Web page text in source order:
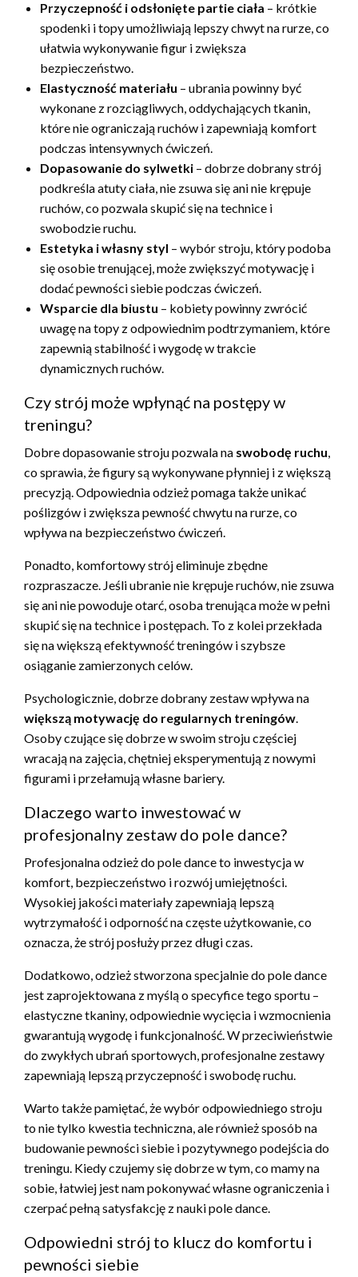
Przyczepność i odsłonięte partie ciała – krótkie
spodenki i topy umożliwiają lepszy chwyt na rurze, co
ułatwia wykonywanie figur i zwiększa
bezpieczeństwo.
Elastyczność materiału – ubrania powinny być
wykonane z rozciągliwych, oddychających tkanin,
które nie ograniczają ruchów i zapewniają komfort
podczas intensywnych ćwiczeń.
Dopasowanie do sylwetki – dobrze dobrany strój
podkreśla atuty ciała, nie zsuwa się ani nie krępuje
ruchów, co pozwala skupić się na technice i
swobodzie ruchu.
Estetyka i własny styl – wybór stroju, który podoba
się osobie trenującej, może zwiększyć motywację i
dodać pewności siebie podczas ćwiczeń.
Wsparcie dla biustu – kobiety powinny zwrócić
uwagę na topy z odpowiednim podtrzymaniem, które
zapewnią stabilność i wygodę w trakcie
dynamicznych ruchów.
Czy strój może wpłynąć na postępy w
treningu?
Dobre dopasowanie stroju pozwala na swobodę ruchu
co sprawia, że figury są wykonywane płynniej i z większą
precyzją. Odpowiednia odzież pomaga także unikać
poślizgów i zwiększa pewność chwytu na rurze, co
wpływa na bezpieczeństwo ćwiczeń.
Ponadto, komfortowy strój eliminuje zbędne
rozpraszacze. Jeśli ubranie nie krępuje ruchów, nie zsuwa
się ani nie powoduje otarć, osoba trenująca może w pełni
skupić się na technice i postępach. To z kolei przekłada
się na większą efektywność treningów i szybsze
osiąganie zamierzonych celów.
Psychologicznie, dobrze dobrany zestaw wpływa na
większą motywację do regularnych treningów
Osoby czujące się dobrze w swoim stroju częściej
wracają na zajęcia, chętniej eksperymentują z nowymi
figurami i przełamują własne bariery.
Dlaczego warto inwestować w
profesjonalny zestaw do pole dance?
Profesjonalna odzież do pole dance to inwestycja w
komfort, bezpieczeństwo i rozwój umiejętności.
Wysokiej jakości materiały zapewniają lepszą
wytrzymałość i odporność na częste użytkowanie, co
oznacza, że strój posłuży przez długi czas.
Dodatkowo, odzież stworzona specjalnie do pole dance
jest zaprojektowana z myślą o specyfice tego sportu –
elastyczne tkaniny, odpowiednie wycięcia i wzmocnienia
gwarantują wygodę i funkcjonalność. W przeciwieństwie
do zwykłych ubrań sportowych, profesjonalne zestawy
zapewniają lepszą przyczepność i swobodę ruchu.
Warto także pamiętać, że wybór odpowiedniego stroju
to nie tylko kwestia techniczna, ale również sposób na
budowanie pewności siebie i pozytywnego podejścia do
treningu. Kiedy czujemy się dobrze w tym, co mamy na
sobie, łatwiej jest nam pokonywać własne ograniczenia i
czerpać pełną satysfakcję z nauki pole dance.
Odpowiedni strój to klucz do komfortu i
pewności siebie